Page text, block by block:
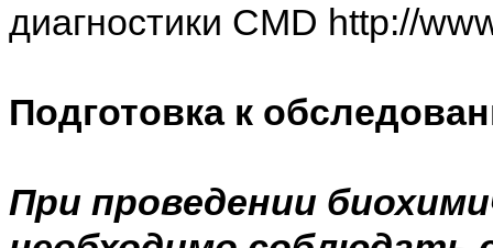
диагностики CMD http://
Подготовка к
При проведении